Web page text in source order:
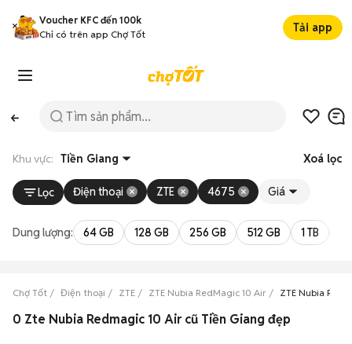
Voucher KFC đến 100k
Chỉ có trên app Chợ Tốt
Tải app
Khu vực: Tiền Giang Xoá lọc
Lọc Điện thoại ZTE 4675 Giá
Dung lượng: 64 GB 128 GB 256 GB 512 GB 1 TB
Chợ Tốt Điện thoại ZTE ZTE Nubia RedMagic 10 Air ZTE Nubia
0 Zte Nubia Redmagic 10 Air cũ Tiền Giang đẹp